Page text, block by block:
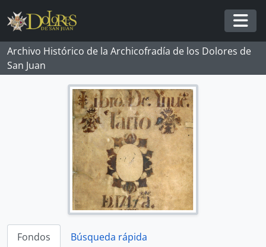
Skip to main content
Archivo Histórico de la Archicofradía de los Dolores de
San Juan
Fondos
Búsqueda rápida